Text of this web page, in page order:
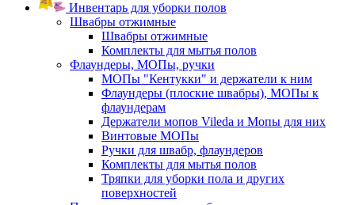
Инвентарь для уборки полов
Швабры отжимные
Швабры отжимные
Комплекты для мытья полов
Флаундеры, МОПы, ручки
МОПы "Кентукки" и держатели к ним
Флаундеры (плоские швабры), МОПы к
флаундерам
Держатели мопов Vileda и Мопы для них
Винтовые МОПы
Ручки для швабр, флаундеров
Комплекты для мытья полов
Тряпки для уборки пола и других
поверхностей